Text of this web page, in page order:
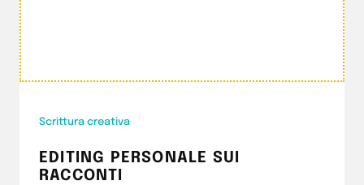
Scrittura creativa
EDITING PERSONALE SUI
RACCONTI